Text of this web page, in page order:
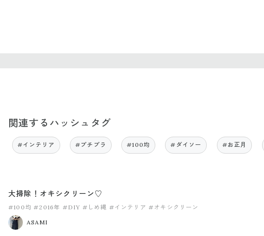
関連するハッシュタグ
#インテリア #プチプラ #100均 #ダイソー #お正月
大掃除！オキシクリーン♡
#100均 #2016年 #DIY #しめ縄 #インテリア #オキシクリーン
ASAMI